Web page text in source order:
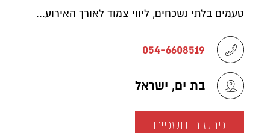
טעמים בלתי נשכחים, ליווי צמוד לאורך האירוע...
054-6608519
בת ים, ישראל
פרטים נוספים